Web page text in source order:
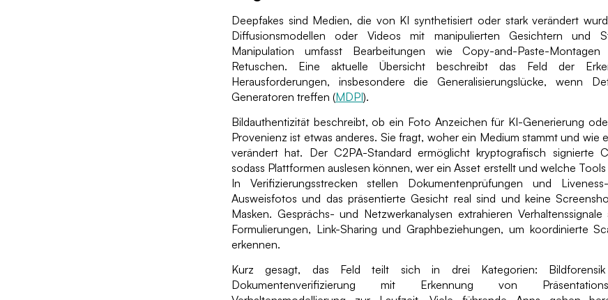
Deepfakes sind Medien, die von KI synthetisiert oder stark verändert
Diffusionsmodellen oder Videos mit manipulierten Gesichtern und
Manipulation umfasst Bearbeitungen wie Copy-and-Paste-
Retuschen. Eine aktuelle Übersicht beschreibt das Feld der
Herausforderungen, insbesondere die Generalisierungslücke, wenn
Generatoren treffen (MDPI).
Bildauthentizität beschreibt, ob ein Foto Anzeichen für KI-Generierung
Provenienz ist etwas anderes. Sie fragt, woher ein Medium stammt und wie
verändert hat. Der C2PA-Standard ermöglicht kryptografisch signierte
sodass Plattformen auslesen können, wer ein Asset erstellt und welche
In Verifizierungsstrecken stellen Dokumentenprüfungen und
Ausweisfotos und das präsentierte Gesicht real sind und keine
Masken. Gesprächs- und Netzwerkanalysen extrahieren
Formulierungen, Link-Sharing und Graphbeziehungen, um koordinierte
erkennen.
Kurz gesagt, das Feld teilt sich in drei Kategorien:
Dokumentenverifizierung mit Erkennung von